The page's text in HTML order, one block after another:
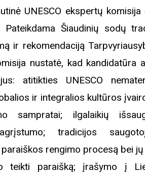
UNESCO ekspertų komisija
Šiaudinių sodų
ir rekomendaciją
nustatė, kad kandidatūra
atitikties UNESCO
ir integralios kultūros
sampratai; ilgalaikių
tradicijos
rengimo procesą bei
teikti paraišką; įrašymo į